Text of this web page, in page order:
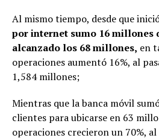
Al mismo tiempo, desde que
por internet sumo 16 millones
alcanzado los 68 millones, en
operaciones aumentó 16%, al
1,584 millones;
Mientras que la banca móvil
clientes para ubicarse en 63
operaciones crecieron un 70%,